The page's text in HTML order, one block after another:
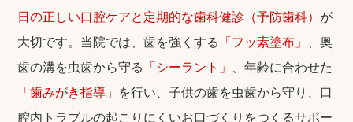
日の正しい口腔ケアと定期的な歯科健診（予防歯科） が
大切です。当院では、歯を強くする
「フッ素塗布」
、奥
歯の溝を虫歯から守る
「シーラント」
、年齢に合わせた
「歯みがき指導」 を行い、子供の歯を虫歯から守り、口
腔内トラブルの起こりにくいお口づくりをつくるサポー